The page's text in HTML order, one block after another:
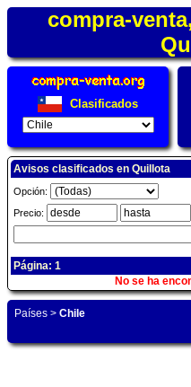
compra-
Clasificados
Avisos clasificados en Quillota
Opción:
Precio:
Página: 1
No se ha
Países > Chile